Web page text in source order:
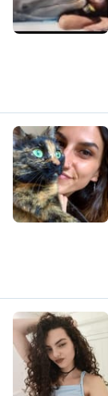
G
G